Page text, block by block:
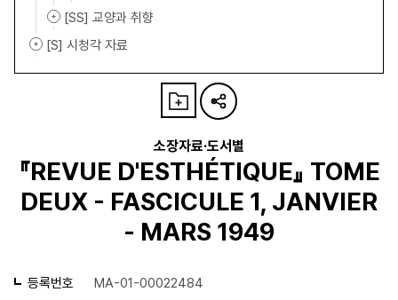
[SS] 교양과 취향
[S] 시청각 자료
소장자료·도서별
『REVUE D'ESTHÉTIQUE』 TOME
DEUX - FASCICULE 1, JANVIER
- MARS 1949
등록번호 MA-01-00022484